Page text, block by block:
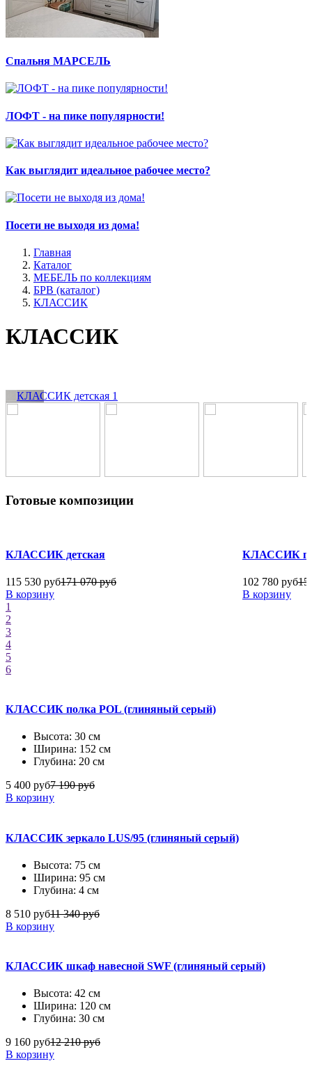
Спальня МАРСЕЛЬ
ЛОФТ - на пике популярности!
Как выглядит идеальное рабочее место?
Посети не выходя из дома!
Главная
Каталог
МЕБЕЛЬ по коллекциям
БРВ (каталог)
КЛАССИК
КЛАССИК
Готовые композиции
КЛАССИК детская
115 530 руб171 070 руб
В корзину
КЛАССИК
102 780 руб
В корзину
1
2
3
4
5
6
КЛАССИК полка POL (глиняный серый)
Высота: 30 см
Ширина: 152 см
Глубина: 20 см
5 400 руб7 190 руб
В корзину
КЛАССИК зеркало LUS/95 (глиняный серый)
Высота: 75 см
Ширина: 95 см
Глубина: 4 см
8 510 руб11 340 руб
В корзину
КЛАССИК шкаф навесной SWF (глиняный серый)
Высота: 42 см
Ширина: 120 см
Глубина: 30 см
9 160 руб12 210 руб
В корзину